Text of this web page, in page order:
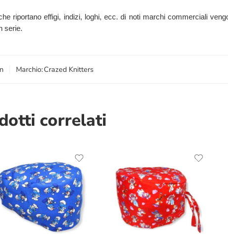
riportano effigi, indizi, loghi, ecc. di noti marchi commerciali
serie.
Marchio:Crazed Knitters
correlati